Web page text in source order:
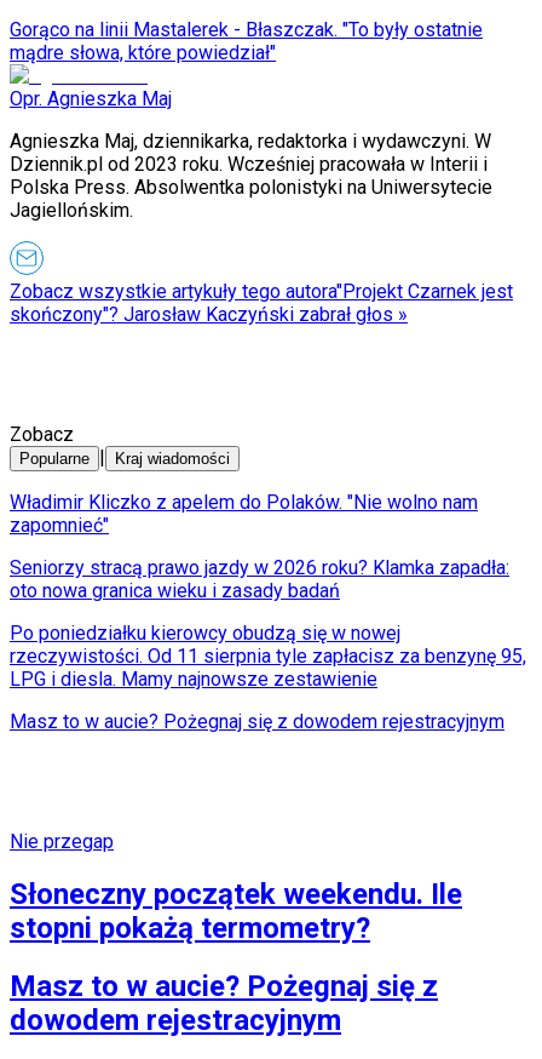
Gorąco na linii Mastalerek - Błaszczak. "To były ostatnie
mądre słowa, które powiedział"
Opr. Agnieszka Maj
Agnieszka Maj, dziennikarka, redaktorka i wydawczyni. W
Dziennik.pl od 2023 roku. Wcześniej pracowała w Interii i
Polska Press. Absolwentka polonistyki na Uniwersytecie
Jagiellońskim.
Zobacz wszystkie artykuły tego autora"Projekt Czarnek jest
skończony"? Jarosław Kaczyński zabrał głos »
Zobacz
Popularne | Kraj wiadomości
Władimir Kliczko z apelem do Polaków. "Nie wolno nam
zapomnieć"
Seniorzy stracą prawo jazdy w 2026 roku? Klamka zapadła:
oto nowa granica wieku i zasady badań
Po poniedziałku kierowcy obudzą się w nowej
rzeczywistości. Od 11 sierpnia tyle zapłacisz za benzynę 95,
LPG i diesla. Mamy najnowsze zestawienie
Masz to w aucie? Pożegnaj się z dowodem rejestracyjnym
Nie przegap
Słoneczny początek weekendu. Ile
stopni pokażą termometry?
Masz to w aucie? Pożegnaj się z
dowodem rejestracyjnym